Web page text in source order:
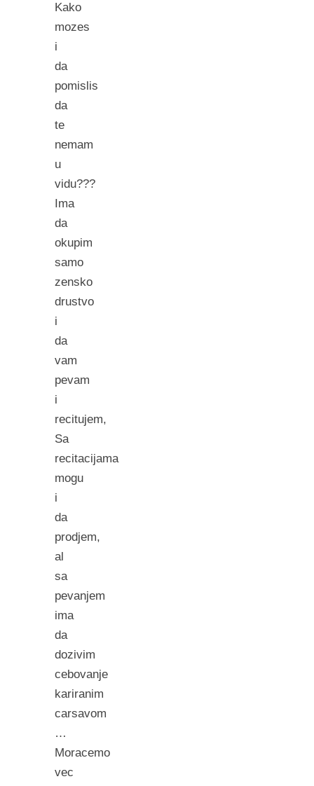
Kako
mozes
i
da
pomislis
da
te
nemam
u
vidu???
Ima
da
okupim
samo
zensko
drustvo
i
da
vam
pevam
i
recitujem,
Sa
recitacijama
mogu
i
da
prodjem,
al
sa
pevanjem
ima
da
dozivim
cebovanje
kariranim
carsavom
…
Moracemo
vec